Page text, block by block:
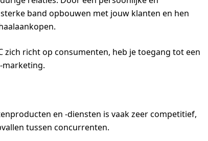
band opbouwen met jouw klanten en hen
zich richt op consumenten, heb je toegang tot een
marketing.
en -diensten is vaak zeer competitief,
tussen concurrenten.